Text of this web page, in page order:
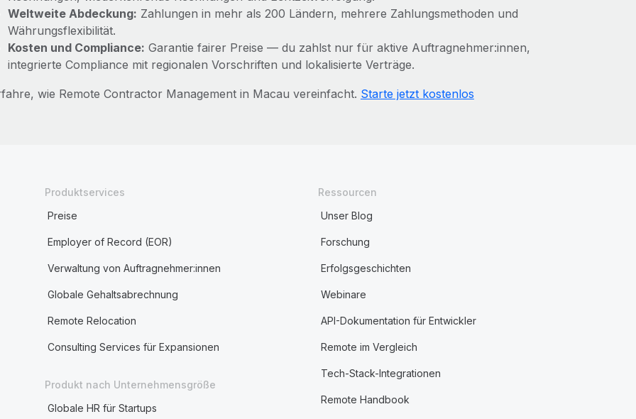
Weltweite Abdeckung: Zahlungen in mehr als 200 Ländern, mehrere Zahlungsmethoden und
Währungsflexibilität.
Kosten und Compliance: Garantie fairer Preise — du zahlst nur für aktive Auftragnehmer:innen,
integrierte Compliance mit regionalen Vorschriften und lokalisierte Verträge.
wie Remote Contractor Management in Macau vereinfacht. Starte jetzt kostenlos
Produktservices
Preise
Employer of Record (EOR)
Verwaltung von Auftragnehmer:innen
Globale Gehaltsabrechnung
Remote Relocation
Consulting Services für Expansionen
Produkt nach Unternehmensgröße
Globale HR für Startups
Ressourcen
Unser Blog
Forschung
Erfolgsgeschichten
Webinare
API-Dokumentation für Entwickler
Remote im Vergleich
Tech-Stack-Integrationen
Remote Handbook